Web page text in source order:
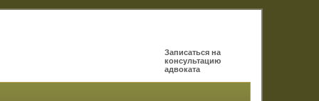
Записаться на
консультацию
адвоката